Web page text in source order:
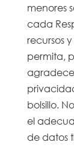
menores
cada
recursos
permita,
bolsillo.
el
de datos